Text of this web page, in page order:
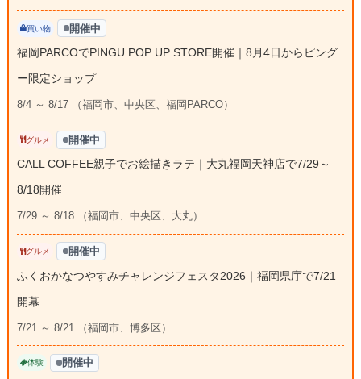
買い物 開催中
福岡PARCOでPINGU POP UP STORE開催｜8月4日からピング
ー限定ショップ
8/4 ～ 8/17 （福岡市、中央区、福岡PARCO）
グルメ 開催中
CALL COFFEE親子でお絵描きラテ｜大丸福岡天神店で7/29～
8/18開催
7/29 ～ 8/18 （福岡市、中央区、大丸）
グルメ 開催中
ふくおかなつやすみチャレンジフェスタ2026｜福岡県庁で7/21
開幕
7/21 ～ 8/21 （福岡市、博多区）
体験 開催中